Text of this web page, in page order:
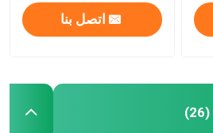
اتصل بنا
(26)